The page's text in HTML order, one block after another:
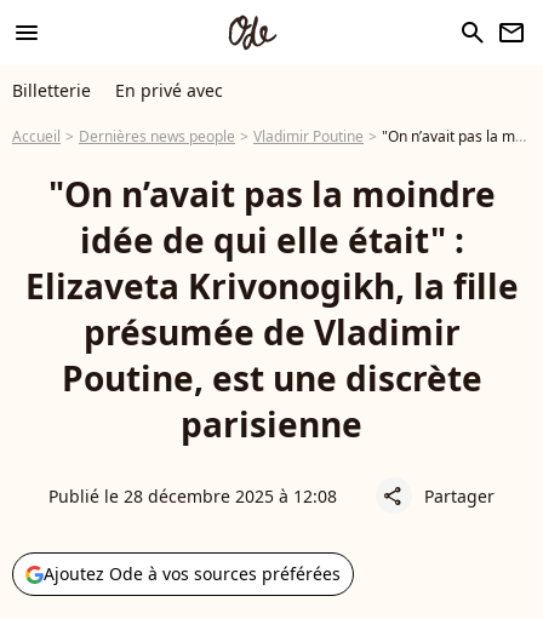
menu search newsletter
Billetterie En privé avec
Accueil Dernières news people Vladimir Poutine "On n’avait pas la moindre idée de qui elle était" : Elizaveta Krivonogikh, la fille présumée de Vladimir Poutine, est une discrète parisienne
"On n’avait pas la moindre
idée de qui elle était" :
Elizaveta Krivonogikh, la fille
présumée de Vladimir
Poutine, est une discrète
parisienne
Publié le 28 décembre 2025 à 12:08 share Partager
Ajoutez Ode à vos sources préférées